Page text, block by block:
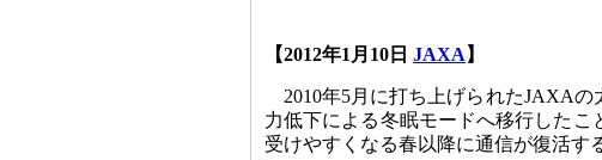
【2012年1月10日 JAXA 】
2010年5月に打ち上げられたJAXA
力低下による冬眠モードへ移行した
受けやすくなる春以降に通信が復活す